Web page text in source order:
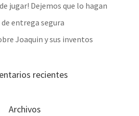
jugar! Dejemos que lo hagan
de entrega segura
Joaquin y sus inventos
recientes
Archivos